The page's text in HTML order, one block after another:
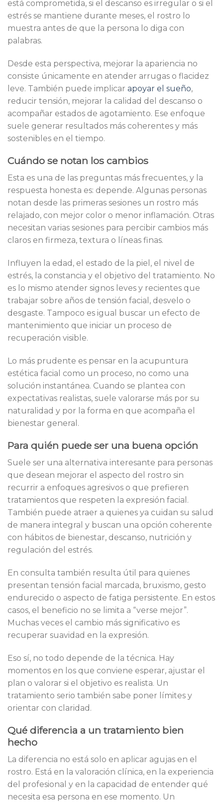
está comprometida, si el descanso es irregular o si el
estrés se mantiene durante meses, el rostro lo
muestra antes de que la persona lo diga con
palabras.
Desde esta perspectiva, mejorar la apariencia no
consiste únicamente en atender arrugas o flacidez
leve. También puede implicar apoyar el sueño,
reducir tensión, mejorar la calidad del descanso o
acompañar estados de agotamiento. Ese enfoque
suele generar resultados más coherentes y más
sostenibles en el tiempo.
Cuándo se notan los cambios
Esta es una de las preguntas más frecuentes, y la
respuesta honesta es: depende. Algunas personas
notan desde las primeras sesiones un rostro más
relajado, con mejor color o menor inflamación. Otras
necesitan varias sesiones para percibir cambios más
claros en firmeza, textura o líneas finas.
Influyen la edad, el estado de la piel, el nivel de
estrés, la constancia y el objetivo del tratamiento. No
es lo mismo atender signos leves y recientes que
trabajar sobre años de tensión facial, desvelo o
desgaste. Tampoco es igual buscar un efecto de
mantenimiento que iniciar un proceso de
recuperación visible.
Lo más prudente es pensar en la acupuntura
estética facial como un proceso, no como una
solución instantánea. Cuando se plantea con
expectativas realistas, suele valorarse más por su
naturalidad y por la forma en que acompaña el
bienestar general.
Para quién puede ser una buena opción
Suele ser una alternativa interesante para personas
que desean mejorar el aspecto del rostro sin
recurrir a enfoques agresivos o que prefieren
tratamientos que respeten la expresión facial.
También puede atraer a quienes ya cuidan su salud
de manera integral y buscan una opción coherente
con hábitos de bienestar, descanso, nutrición y
regulación del estrés.
En consulta también resulta útil para quienes
presentan tensión facial marcada, bruxismo, gesto
endurecido o aspecto de fatiga persistente. En estos
casos, el beneficio no se limita a “verse mejor”.
Muchas veces el cambio más significativo es
recuperar suavidad en la expresión.
Eso sí, no todo depende de la técnica. Hay
momentos en los que conviene esperar, ajustar el
plan o valorar si el objetivo es realista. Un
tratamiento serio también sabe poner límites y
orientar con claridad.
Qué diferencia a un tratamiento bien
hecho
La diferencia no está solo en aplicar agujas en el
rostro. Está en la valoración clínica, en la experiencia
del profesional y en la capacidad de entender qué
necesita esa persona en ese momento. Un